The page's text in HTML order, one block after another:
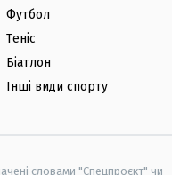
Футбол
Теніс
Біатлон
Інші види спорту
словами "Спецпроєкт" чи